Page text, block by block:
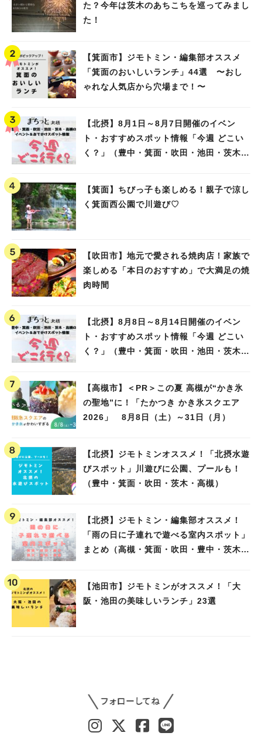
た？今年は茨木のあちこちを巡ってみまし
た！
【箕面市】ジモトミン・編集部オススメ
「箕面のおいしいランチ」44選 〜おし
ゃれな人気店から穴場まで！〜
【北摂】8月1日～8月7日開催のイベン
ト・おすすめスポット情報「今週 どこい
く？」（豊中・箕面・吹田・池田・茨木・
【箕面】ちびっ子も楽しめる！親子で涼し
く箕面西公園で川遊び♡
【吹田市】地元で愛される焼肉店！家族で
楽しめる「本日のおすすめ」で大満足の焼
肉時間
【北摂】8月8日～8月14日開催のイベン
ト・おすすめスポット情報「今週 どこい
く？」（豊中・箕面・吹田・池田・茨木・
【高槻市】＜PR＞この夏 高槻が“かき氷
の聖地”に！「たかつき かき氷スクエア
2026」 8月8日（土）～31日（月）
【北摂】ジモトミンオススメ！「北摂水遊
びスポット」川遊びに公園、プールも！
（豊中・箕面・吹田・茨木・高槻）
【北摂】ジモトミン・編集部オススメ！
「雨の日に子連れで遊べる室内スポット」
まとめ（高槻・箕面・吹田・豊中・茨木・
【池田市】ジモトミンがオススメ！「大
阪・池田の美味しいランチ」23選